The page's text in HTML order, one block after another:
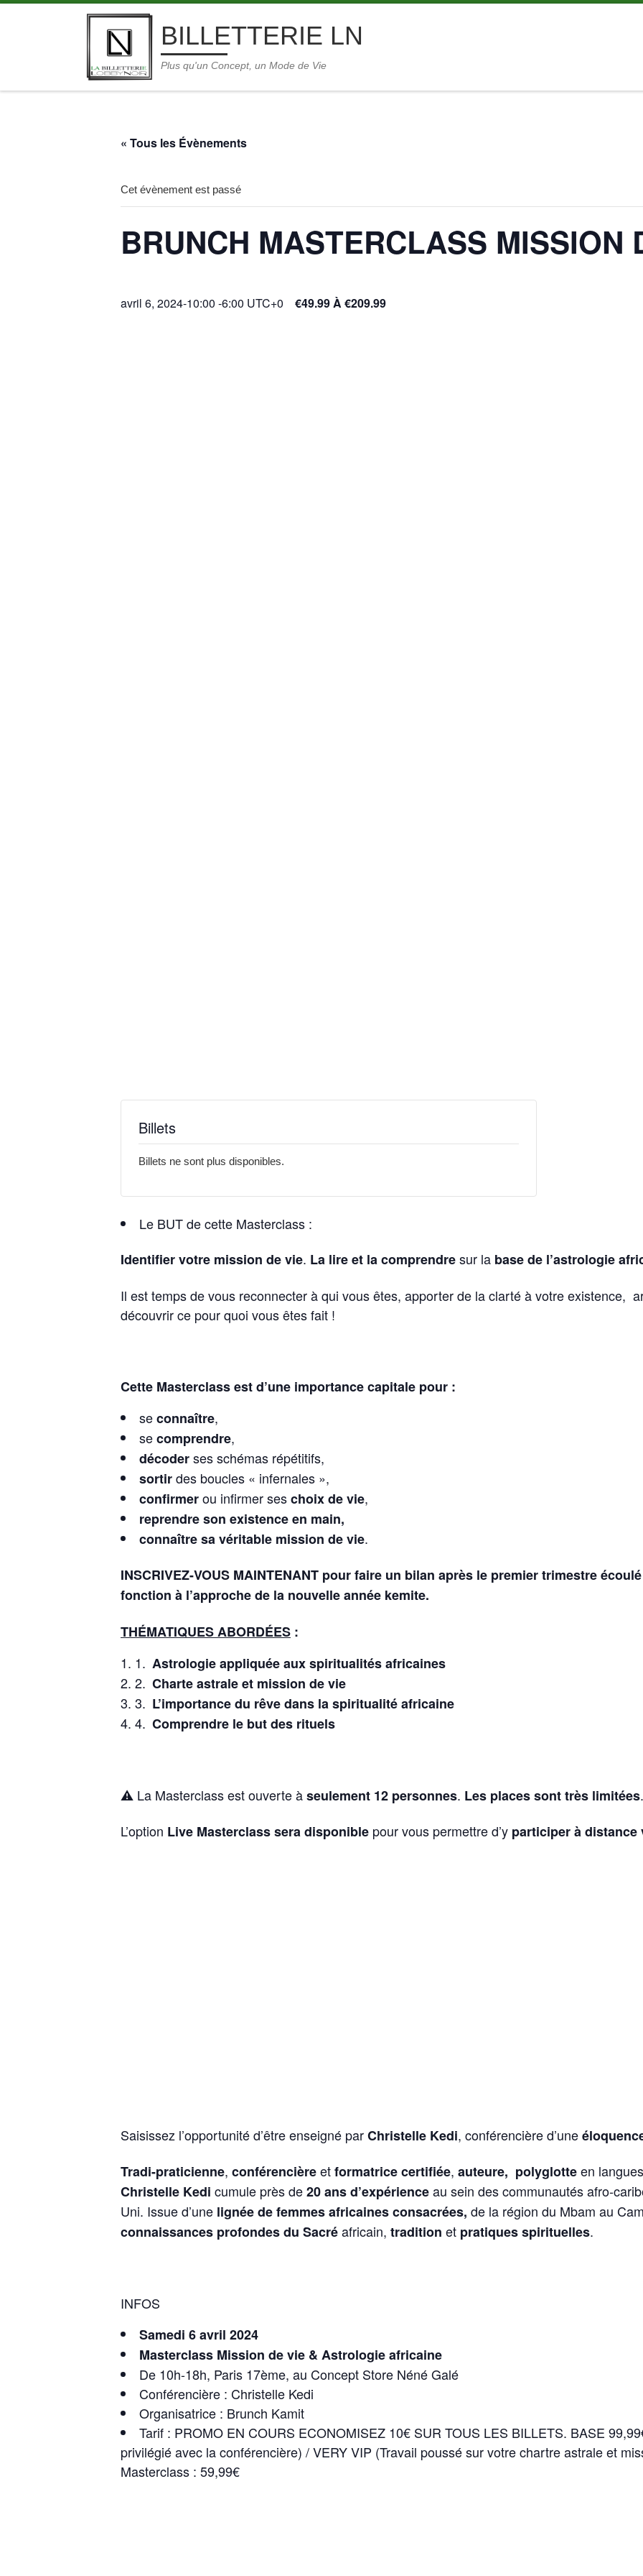
Skip to content
BILLETTERIE LN
Plus qu'un Concept, un Mode de Vie
« Tous les Évènements
Cet évènement est passé
BRUNCH MASTERCLASS MISSION
avril 6, 2024-10:00 -6:00 UTC+0 €49.99 À €209.99
Billets
Billets ne sont plus disponibles.
Le BUT de cette Masterclass :
Identifier votre mission de vie. La lire et la comprendresur la base de l’astrologie
Il est temps de vous reconnecter à qui vous êtes, apporter de la clarté à votre existence,
découvrir ce pour quoi vous êtes fait !
Cette Masterclass est d’une importance capitale pour :
seconnaître,
secomprendre,
décoderses schémas répétitifs,
sortirdes boucles « infernales »,
confirmerou infirmer seschoix de vie,
reprendre son existence en main,
connaître sa véritable mission de vie.
INSCRIVEZ-VOUS MAINTENANT pour faire un bilan après le premier trimestre
fonction à l’approche de la nouvelle année kemite.
THÉMATIQUES ABORDÉES :
Astrologie appliquée aux spiritualités africaines
Charte astrale et mission de vie
L’importance du rêve dans la spiritualité africaine
Comprendre le but des rituels
⚠️ La Masterclass est ouverte àseulement 12 personnes. Les places sont très limitées
L’option Live Masterclass sera disponible pour vous permettre d’y participer à distance
Saisissez l’opportunité d’être enseigné parChristelle Kedi, conférencière d’une
Tradi-praticienne, conférencièreetformatrice certifiée, auteure, polyglotteen
Christelle Kedi cumule près de20 ans d’expérienceau sein des communautés afro-
Uni. Issue d’une lignée de femmes africaines consacrées, de la région du Mbam au
connaissances profondes du Sacréafricain, tradition et pratiques spirituelles.
INFOS
Samedi 6 avril 2024
Masterclass Mission de vie & Astrologie africaine
De 10h-18h, Paris 17ème, au Concept Store Néné Galé
Conférencière : Christelle Kedi
Organisatrice : Brunch Kamit
Tarif : PROMO EN COURS ECONOMISEZ 10€ SUR TOUS LES BILLETS. BASE
privilégié avec la conférencière) / VERY VIP (Travail poussé sur votre chartre astrale et
Masterclass : 59,99€